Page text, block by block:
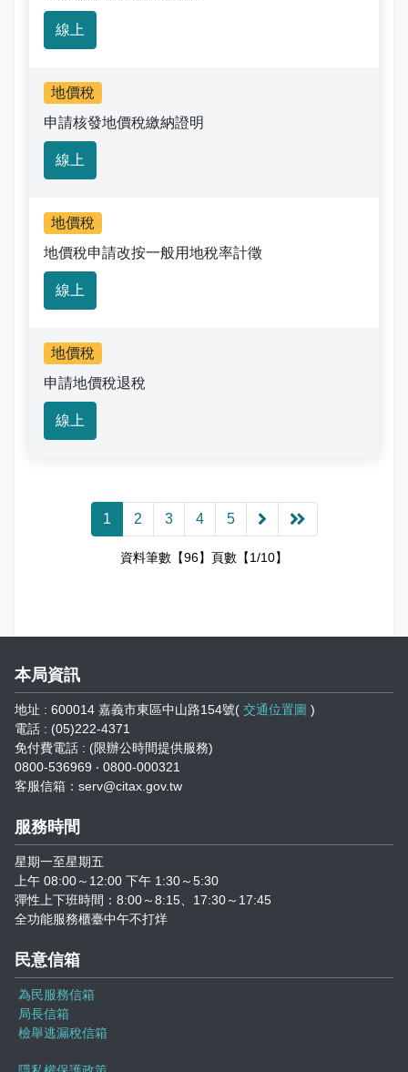
線上
地價稅
申請核發地價稅繳納證明
線上
地價稅
地價稅申請改按一般用地稅率計徵
線上
地價稅
申請地價稅退稅
線上
1 2 3 4 5
資料筆數【96】頁數【1/10】
本局資訊
地址 : 600014 嘉義市東區中山路154號( 交通位置圖 )
電話 : (05)222-4371
免付費電話 : (限辦公時間提供服務)
0800-536969 ‧ 0800-000321
客服信箱：serv@citax.gov.tw
服務時間
星期一至星期五
上午 08:00～12:00 下午 1:30～5:30
彈性上下班時間：8:00～8:15、17:30～17:45
全功能服務櫃臺中午不打烊
民意信箱
為民服務信箱
局長信箱
檢舉逃漏稅信箱